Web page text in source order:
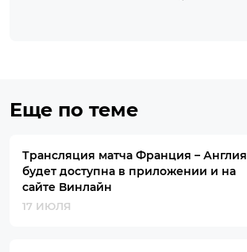
Еще по теме
Трансляция матча Франция – Англия
будет доступна в приложении и на
сайте Винлайн
17 ИЮЛЯ